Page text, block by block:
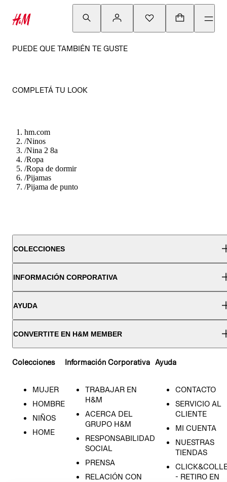
PUEDE QUE TAMBIÉN TE GUSTE
COMPLETÁ TU LOOK
hm.com
/Ninos
/Nina 2 8a
/Ropa
/Ropa de dormir
/Pijamas
/Pijama de punto
COLECCIONES
INFORMACIÓN CORPORATIVA
AYUDA
CONVERTITE EN H&M MEMBER
Colecciones
MUJER
HOMBRE
NIÑOS
HOME
Información Corporativa
TRABAJAR EN
H&M
ACERCA DEL
GRUPO H&M
RESPONSABILIDAD
SOCIAL
PRENSA
RELACIÓN CON
Ayuda
CONTACTO
SERVICIO AL
CLIENTE
MI CUENTA
NUESTRAS
TIENDAS
- RETIRO EN